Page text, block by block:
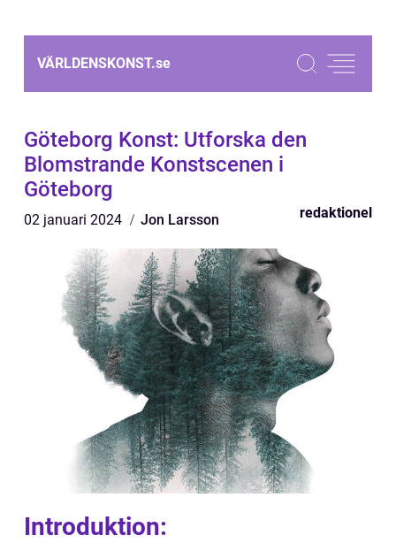
VÄRLDENSKONST.se
Göteborg Konst: Utforska den
Blomstrande Konstscenen i
Göteborg
02 januari 2024 Jon Larsson redaktionel
Introduktion: